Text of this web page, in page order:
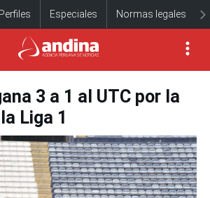
Perfiles Especiales Normas legales
3 a 1 al UTC por la
Liga 1